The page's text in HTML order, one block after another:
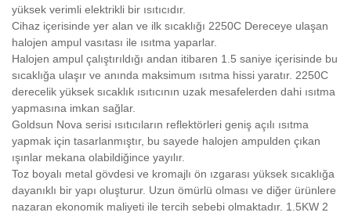
yüksek verimli elektrikli bir ısıtıcıdır.
Cihaz içerisinde yer alan ve ilk sıcaklığı 2250C Dereceye ulaşan
halojen ampul vasıtası ile ısıtma yaparlar.
Halojen ampul çalıştırıldığı andan itibaren 1.5 saniye içerisinde bu
sıcaklığa ulaşır ve anında maksimum ısıtma hissi yaratır. 2250C
derecelik yüksek sıcaklık ısıtıcının uzak mesafelerden dahi ısıtma
yapmasına imkan sağlar.
Goldsun Nova serisi ısıtıcıların reflektörleri geniş açılı ısıtma
yapmak için tasarlanmıştır, bu sayede halojen ampulden çıkan
ışınlar mekana olabildiğince yayılır.
Toz boyalı metal gövdesi ve kromajlı ön ızgarası yüksek sıcaklığa
dayanıklı bir yapı oluşturur. Uzun ömürlü olması ve diğer ürünlere
nazaran ekonomik maliyeti ile tercih sebebi olmaktadır. 1.5KW 2